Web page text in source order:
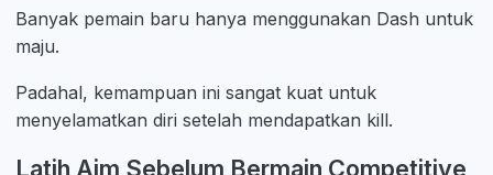
Banyak pemain baru hanya menggunakan Dash untuk
maju.
Padahal, kemampuan ini sangat kuat untuk
menyelamatkan diri setelah mendapatkan kill.
Latih Aim Sebelum Bermain Competitive